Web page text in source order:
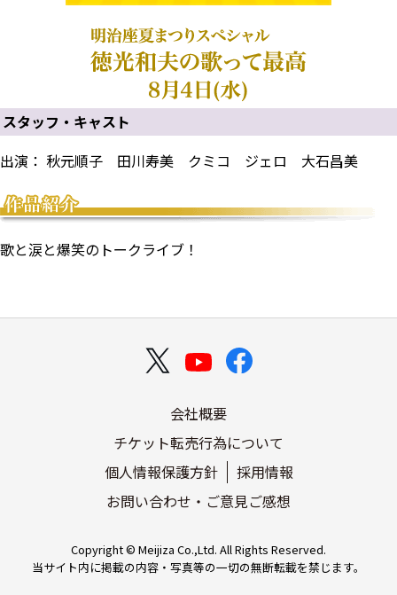
スタッフ・キャスト
出演： 秋元順子 田川寿美 クミコ ジェロ 大石昌美
歌と涙と爆笑のトークライブ！
会社概要
チケット転売行為について
個人情報保護方針
採用情報
お問い合わせ・ご意見ご感想
Copyright © Meijiza Co.,Ltd. All Rights Reserved.
当サイト内に掲載の内容・写真等の一切の無断転載を禁じます。